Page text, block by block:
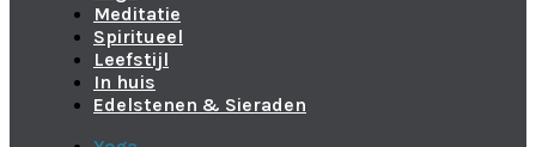
Meditatie
Spiritueel
Leefstijl
In huis
Edelstenen & Sieraden